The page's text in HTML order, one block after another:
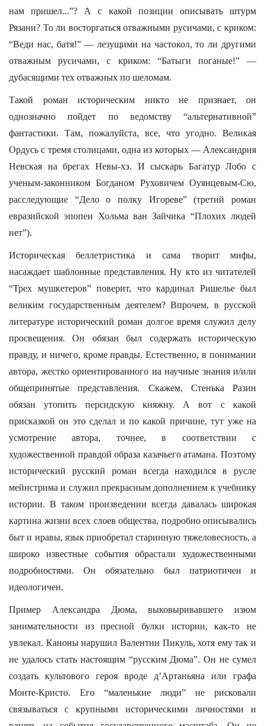
нам пришел...”? А с какой позиции описывать штурм
Рязани? То ли восторгаться отважными русичами, с криком:
“Веди нас, батя!” — лезущими на частокол, то ли другими
отважным русичами, с криком: “Батыги поганые!” —
дубасящими тех отважных по шеломам.
Такой роман историческим никто не признает, он
однозначно пойдет по ведомству “альтернативной”
фантастики. Там, пожалуйста, все, что угодно. Великая
Ордусь с тремя столицами, одна из которых — Александрия
Невская на брегах Невы-хэ. И сыскарь Багатур Лобо с
ученым-законником Богданом Руховичем Оуянцевым-Сю,
расследующие “Дело о полку Игореве” (третий роман
евразийской эпопеи Хольма ван Зайчика “Плохих людей
нет”).
Историческая беллетристика и сама творит мифы,
насаждает шаблонные представления. Ну кто из читателей
“Трех мушкетеров” поверит, что кардинал Ришелье был
великим государственным деятелем? Впрочем, в русской
литературе исторический роман долгое время служил делу
просвещения. Он обязан был содержать историческую
правду, и ничего, кроме правды. Естественно, в понимании
автора, жестко ориентированного на научные знания и/или
общепринятые представления. Скажем, Стенька Разин
обязан утопить персидскую княжну. А вот с какой
присказкой он это сделал и по какой причине, тут уже на
усмотрение автора, точнее, в соответствии с
художественной правдой образа казачьего атамана. Поэтому
исторический русский роман всегда находился в русле
мейнстрима и служил прекрасным дополнением к учебнику
истории. В таком произведении всегда давалась широкая
картина жизни всех слоев общества, подробно описывались
быт и нравы, язык приобретал старинную тяжеловесность, а
широко известные события обрастали художественными
подробностями. Он обязательно был патриотичен и
идеологичен.
Пример Александра Дюма, выковыривавшего изюм
занимательности из пресной булки истории, как-то не
увлекал. Каноны нарушил Валентин Пикуль, хотя ему так и
не удалось стать настоящим “русским Дюма”. Он не сумел
создать культового героя вроде д’Артаньяна или графа
Монте-Кристо. Его “маленькие люди” не рисковали
связываться с крупными историческими личностями и